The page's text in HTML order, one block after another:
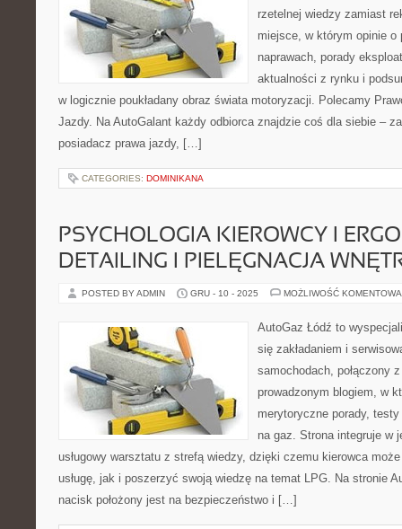
rzetelnej wiedzy zamiast
miejsce, w którym opinie
naprawach, porady
aktualności z rynku i
w logicznie poukładany obraz świata motoryzacji. Polecamy
Jazdy. Na AutoGalant każdy odbiorca znajdzie coś dla siebie –
posiadacz prawa jazdy, […]
CATEGORIES: DOMINIKANA
PSYCHOLOGIA KIEROWCY I
DETAILING I PIELĘGNACJA
POSTED BY ADMIN GRU - 10 - 2025 MOŻLIWOŚĆ
AutoGaz Łódź to
się zakładaniem i
samochodach, połączony
prowadzonym blogiem, w
merytoryczne porady,
na gaz. Strona integruje w
usługowy warsztatu z strefą wiedzy, dzięki czemu kierowca
usługę, jak i poszerzyć swoją wiedzę na temat LPG. Na stronie
nacisk położony jest na bezpieczeństwo i […]